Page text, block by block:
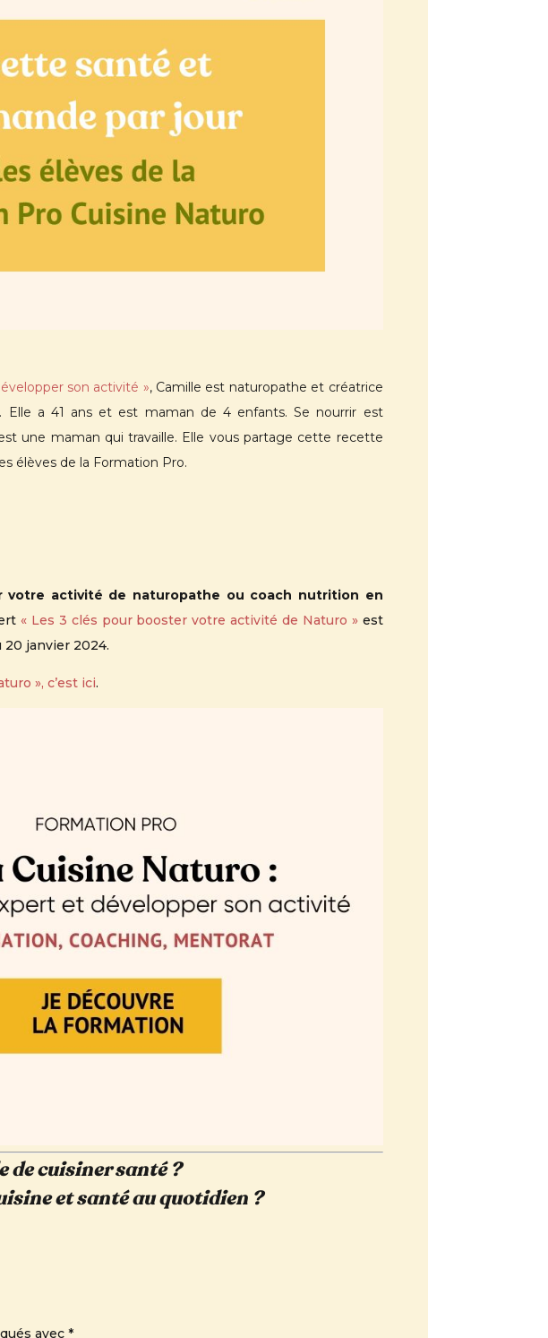
son activité », Camille est naturopathe et créatrice
Elle a 41 ans et est maman de 4 enfants. Se nourrir est
une maman qui travaille. Elle vous partage cette recette
élèves de la Formation Pro.
votre activité de naturopathe ou coach nutrition en
« Les 3 clés pour booster votre activité de Naturo » est
20 janvier 2024.
», c’est ici.
de cuisiner santé ?
et santé au quotidien ?
avec*